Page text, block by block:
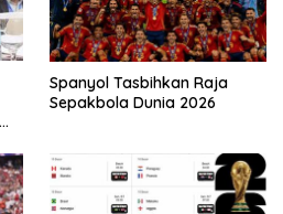
Spanyol Tasbihkan Raja
Sepakbola Dunia 2026